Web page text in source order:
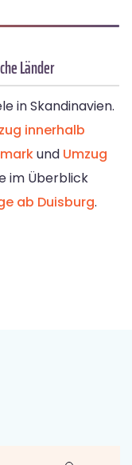
Länder
in Skandinavien.
innerhalb
und Umzug
im Überblick
ab Duisburg.